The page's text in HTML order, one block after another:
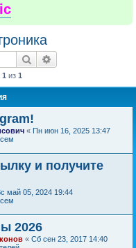
Поиск
1 из 1
« Пн июн 16, 2025 13:47
и получите
май 05, 2024 19:44
2026
« Сб сен 23, 2017 14:40